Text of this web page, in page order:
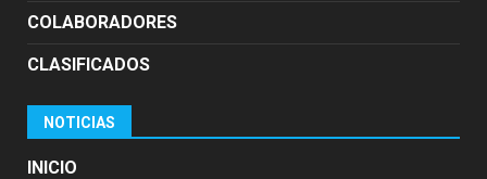
COLABORADORES
CLASIFICADOS
NOTICIAS
INICIO